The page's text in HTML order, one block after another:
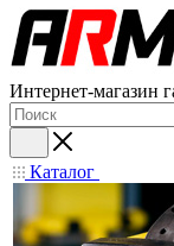
Интернет-магазин
Каталог